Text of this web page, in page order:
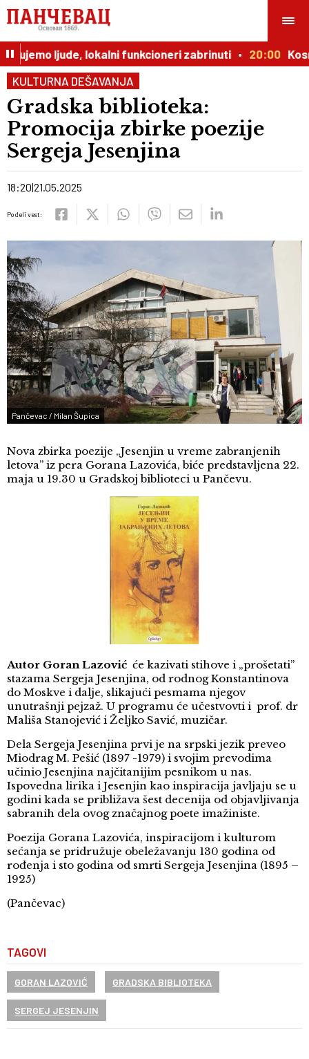
ljude, lokalni funkcioneri zabrinuti 20:00
KULTURNA DEŠAVANJA
Gradska biblioteka:
Promocija zbirke poezije
Sergeja Jesenjina
18:20 21.05.2025
Podeli vest:
Pančevac / Milan Šupica
Nova zbirka poezije „Jesenjin u vreme zabranjenih
letova” iz pera Gorana Lazovića, biće predstavljena 22.
maja u 19.30 u Gradskoj biblioteci u Pančevu.
Autor Goran Lazović će kazivati stihove i „prošetati”
stazama Sergeja Jesenjina, od rodnog Konstantinova
do Moskve i dalje, slikajući pesmama njegov
unutrašnji pejzaž. U programu će učestvovti i prof. dr
Mališa Stanojević i Željko Savić, muzičar.
Dela Sergeja Jesenjina prvi je na srpski jezik preveo
Miodrag M. Pešić (1897 -1979) i svojim prevodima
učinio Jesenjina najčitanijim pesnikom u nas.
Ispovedna lirika i Jesenjin kao inspiracija javljaju se u
godini kada se približava šest decenija od objavljivanja
sabranih dela ovog značajnog poete imažiniste.
Poezija Gorana Lazovića, inspiracijom i kulturom
sećanja se pridružuje obeležavanju 130 godina od
rođenja i sto godina od smrti Sergeja Jesenjina (1895 –
1925)
(Pančevac)
TAGOVI
GORAN LAZOVIĆ GRADSKA BIBLIOTEKA
SERGEJ JESENJIN